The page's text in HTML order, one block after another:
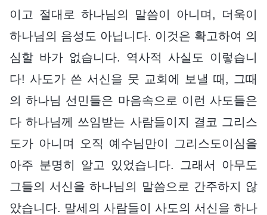
이고 절대로 하나님의 말씀이 아니며, 더욱이
하나님의 음성도 아닙니다. 이것은 확고하여 의
심할 바가 없습니다. 역사적 사실도 이렇습니
다! 사도가 쓴 서신을 뭇 교회에 보낼 때, 그때
의 하나님 선민들은 마음속으로 이런 사도들은
다 하나님께 쓰임받는 사람들이지 결코 그리스
도가 아니며 오직 예수님만이 그리스도이심을
아주 분명히 알고 있었습니다. 그래서 아무도
그들의 서신을 하나님의 말씀으로 간주하지 않
았습니다. 말세의 사람들이 사도의 서신을 하나